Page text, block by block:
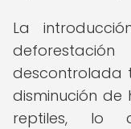
La
descontrolada
disminución
reptiles,